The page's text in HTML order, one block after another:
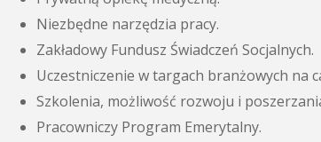
Niezbędne narzędzia pracy.
Zakładowy Fundusz Świadczeń Socjalnych.
Uczestniczenie w targach branżowych na
Szkolenia, możliwość rozwoju i
Pracowniczy Program Emerytalny.